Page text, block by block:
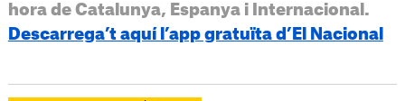
hora de Catalunya, Espanya i Internacional.
Descarrega’t aquí l’app gratuïta d’El Nacional